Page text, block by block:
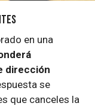
en una
dirección
se
que canceles la